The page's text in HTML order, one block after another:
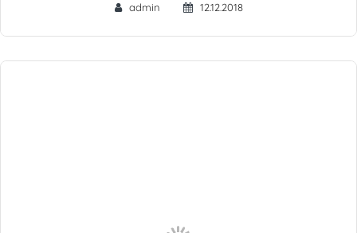
admin 12.12.2018